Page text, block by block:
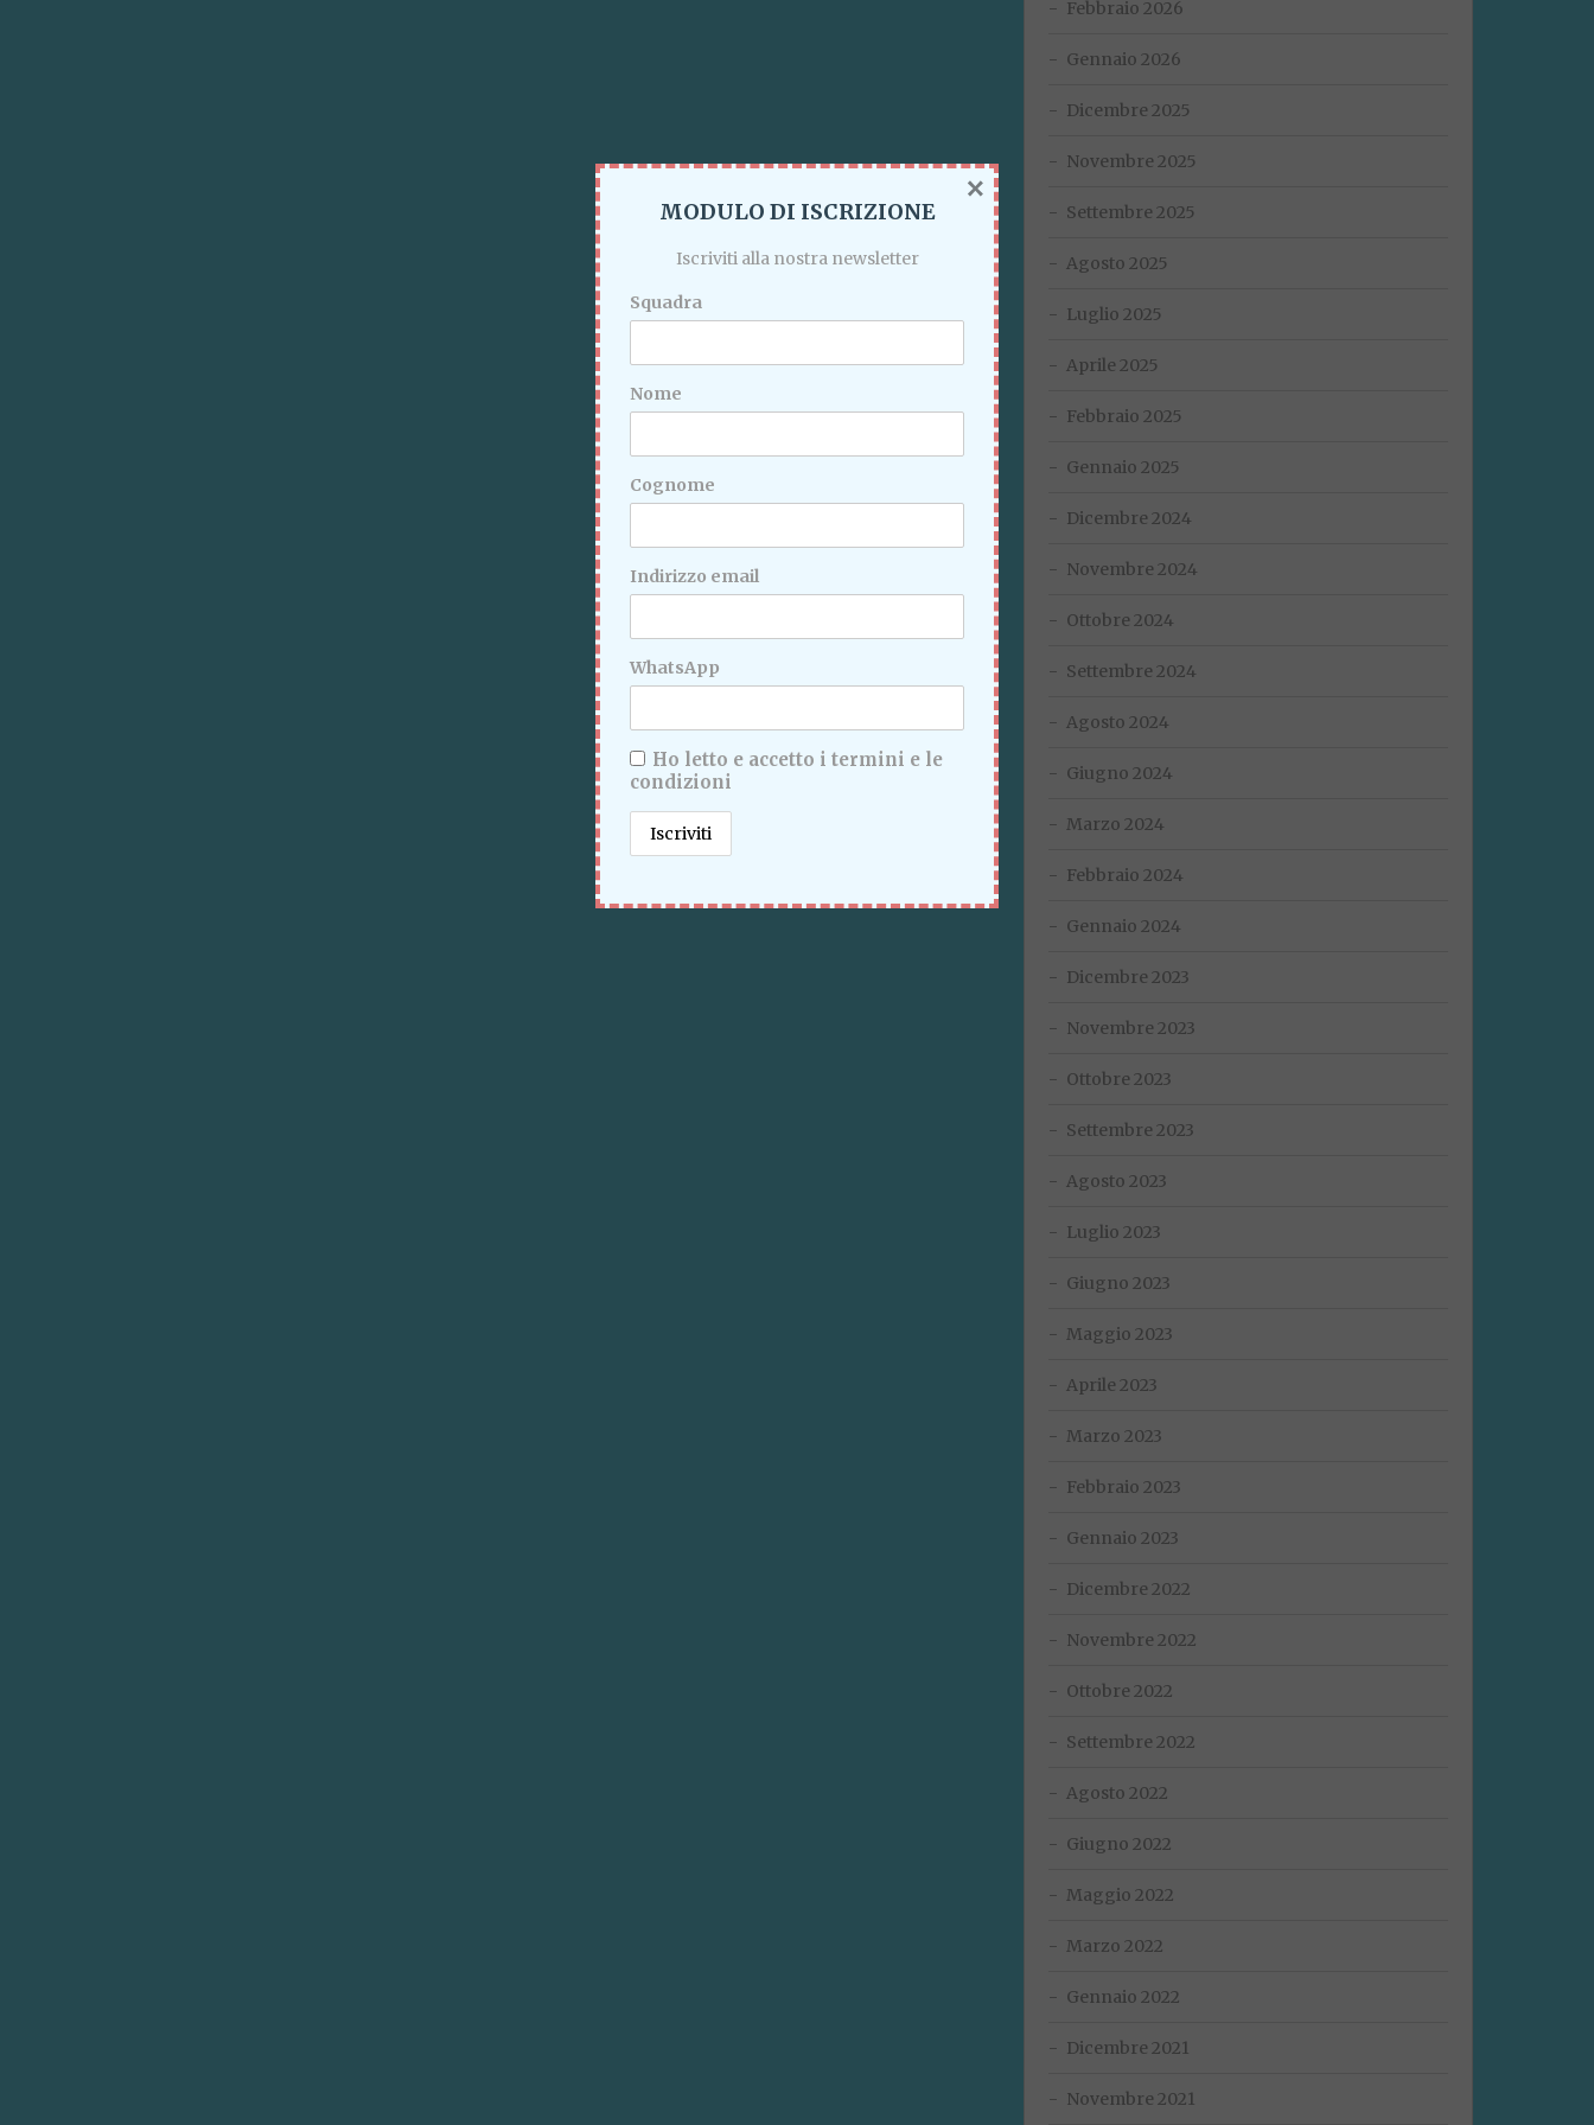
Febbraio 2026
Gennaio 2026
Dicembre 2025
Novembre 2025
Settembre 2025
Agosto 2025
Luglio 2025
Aprile 2025
Febbraio 2025
Gennaio 2025
Dicembre 2024
Novembre 2024
Ottobre 2024
Settembre 2024
Agosto 2024
Giugno 2024
Marzo 2024
Febbraio 2024
Gennaio 2024
Dicembre 2023
Novembre 2023
Ottobre 2023
Settembre 2023
Agosto 2023
Luglio 2023
Giugno 2023
Maggio 2023
Aprile 2023
Marzo 2023
Febbraio 2023
Gennaio 2023
Dicembre 2022
Novembre 2022
Ottobre 2022
Settembre 2022
Agosto 2022
Giugno 2022
Maggio 2022
Marzo 2022
Gennaio 2022
Dicembre 2021
Novembre 2021
MODULO DI ISCRIZIONE
Iscriviti alla nostra newsletter
Squadra
Nome
Cognome
Indirizzo email
WhatsApp
Ho letto e accetto i termini e le
condizioni
×